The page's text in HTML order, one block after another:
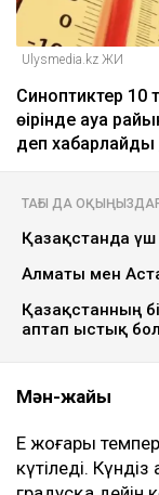
Ulysmedia.kz ЖИ
Синоптиктер 10
өңірінде ауа
деп хабарлайды
ТАҒЫ ДА
Қазақстанда
Алматы мен
Қазақстанның
аптап ыстық
Мән-жайы
Ең жоғары
күтіледі.